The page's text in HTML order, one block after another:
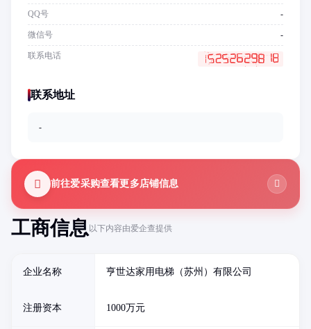
工商信息以下内容由爱企查提供
企业名称 亨世达家用电梯（苏州）有限公司
注册资本 1000万元
QQ号 -
微信号 -
联系电话
联系地址
-
前往爱采购查看更多店铺信息